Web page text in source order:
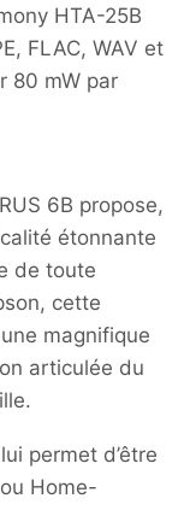
HTA-25B
FLAC, WAV et
80 mW par
6B propose,
étonnante
de toute
cette
magnifique
articulée du
permet d’être
Home-